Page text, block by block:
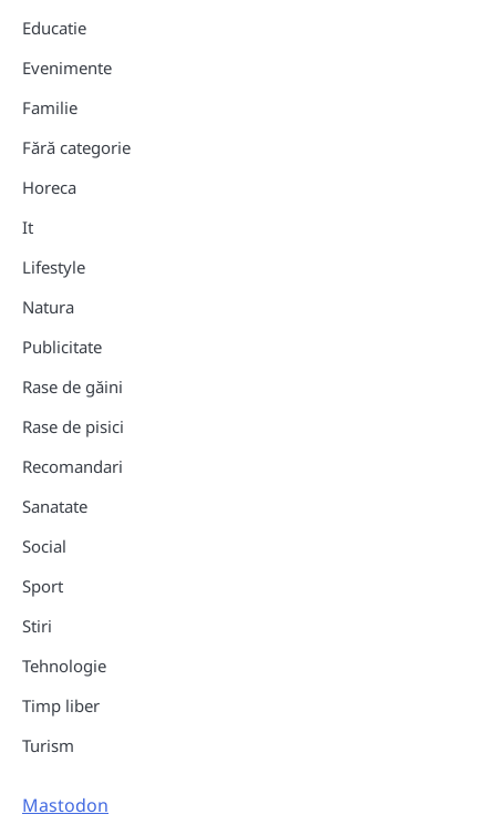
Educatie
Evenimente
Familie
Fără categorie
Horeca
It
Lifestyle
Natura
Publicitate
Rase de găini
Rase de pisici
Recomandari
Sanatate
Social
Sport
Stiri
Tehnologie
Timp liber
Turism
Mastodon